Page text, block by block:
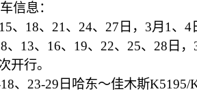
息：
18、21、24、27日，3月1、4
、13、16、19、22、25、28日
开行。
23-29日哈东～佳木斯K5195/